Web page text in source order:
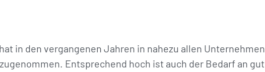
in den vergangenen Jahren in nahezu allen Unternehmen
Entsprechend hoch ist auch der Bedarf an gut